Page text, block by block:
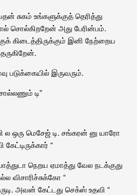
சுகம் உங்களுக்குத் தெரித்து
சொல்கிறறேன் அது பேரின்பம்.
கிடைத்திருக்கும் இனி நேற்றைய
படுக்கையில் இருவரும்.
டி”
ஒரு மெசேஜ் டி. சங்கரன் னு யாரோ
கேட்டிருக்கார் “
நெறய ஏமாத்து வேல நடக்குது
விசாரிச்சுக்கோ “
அவன் கேட்டது செக்ஸ் உதவி “